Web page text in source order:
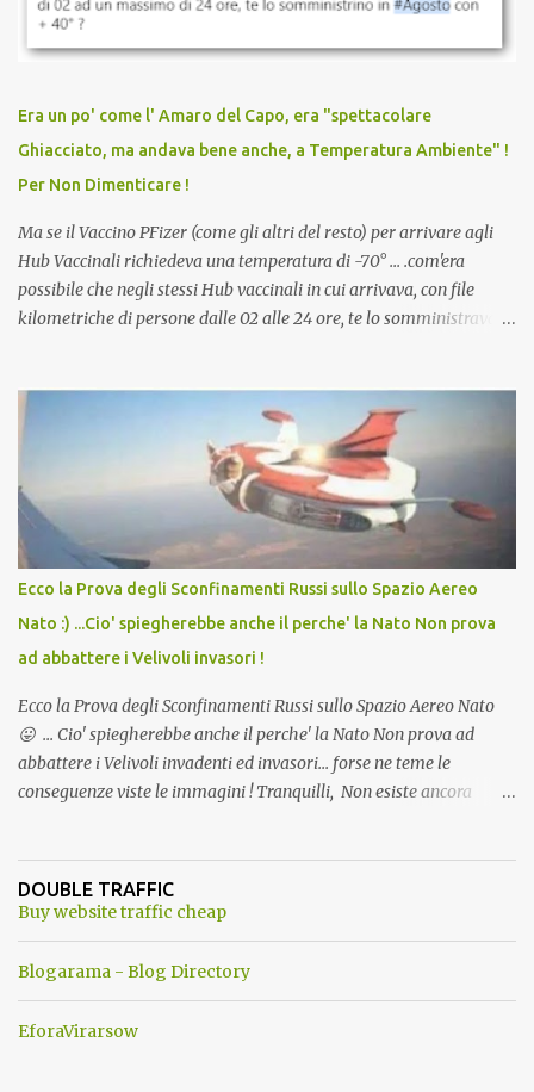
vaccinato, nessuno aveva prima cercato di farti sentire una
persona cattiva. Non avevamo mai visto un vaccino che minacci le
vaccino usato per minacciare i mezzi di sussistenza, il lavoro o la
scuola. Non avevamo mai visto un vaccino che permettesse a un
dodicenne di ignorare il consenso dei genitori. Dopo tutti i vaccini
che abbiamo elencato sopra...
Era un po' come l' Amaro del Capo, era "spettacolare
Ghiacciato, ma andava bene anche, a Temperatura Ambiente" !
Per Non Dimenticare !
Ma se il Vaccino PFizer (come gli altri del resto) per arrivare agli
Hub Vaccinali richiedeva una temperatura di -70° ... .com'era
possibile che negli stessi Hub vaccinali in cui arrivava, con file
kilometriche di persone dalle 02 alle 24 ore, te lo somministravano
Vaccino come: l' Amaro del Capo, era "spettacolare Ghiacciato, ma
andava bene anche, a Temperatura Ambiente"! Riproponiamo
l'articolo per NON Dimenticare!
Ecco la Prova degli Sconfinamenti Russi sullo Spazio Aereo
Nato :) ...Cio' spiegherebbe anche il perche' la Nato Non prova
ad abbattere i Velivoli invasori !
Ecco la Prova degli Sconfinamenti Russi sullo Spazio Aereo Nato
😛 ... Cio' spiegherebbe anche il perche' la Nato Non prova ad
abbattere i Velivoli invadenti ed invasori... forse ne teme le
conseguenze viste le immagini ! Tranquilli, Non esiste ancora
ancora una fantasia Nato o forse una "False Flag", per provocare
una guerra mondiale che difficilmente da menti sane, potrebbe
DOUBLE TRAFFIC
Buy website traffic cheap
Blogarama - Blog Directory
EforaVirarsow